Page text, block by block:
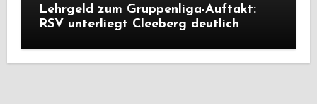
Lehrgeld zum Gruppenliga-Auftakt:
RSV unterliegt Cleeberg deutlich